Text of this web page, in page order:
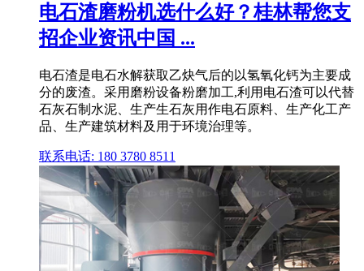
电石渣磨粉机选什么好？桂林帮您支
招企业资讯中国 ...
电石渣是电石水解获取乙炔气后的以氢氧化钙为主要成
分的废渣。采用磨粉设备粉磨加工,利用电石渣可以代替
石灰石制水泥、生产生石灰用作电石原料、生产化工产
品、生产建筑材料及用于环境治理等。
联系电话: 180 3780 8511